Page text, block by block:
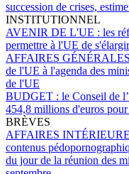
succession de crises,
INSTITUTIONNEL
AVENIR DE L'UE : les
permettre à l'UE de
AFFAIRES
de l'UE à l'agenda des
de l'UE
BUDGET : le Conseil de
454,8 millions d'euros
BRÈVES
AFFAIRES
contenus
du jour de la réunion des